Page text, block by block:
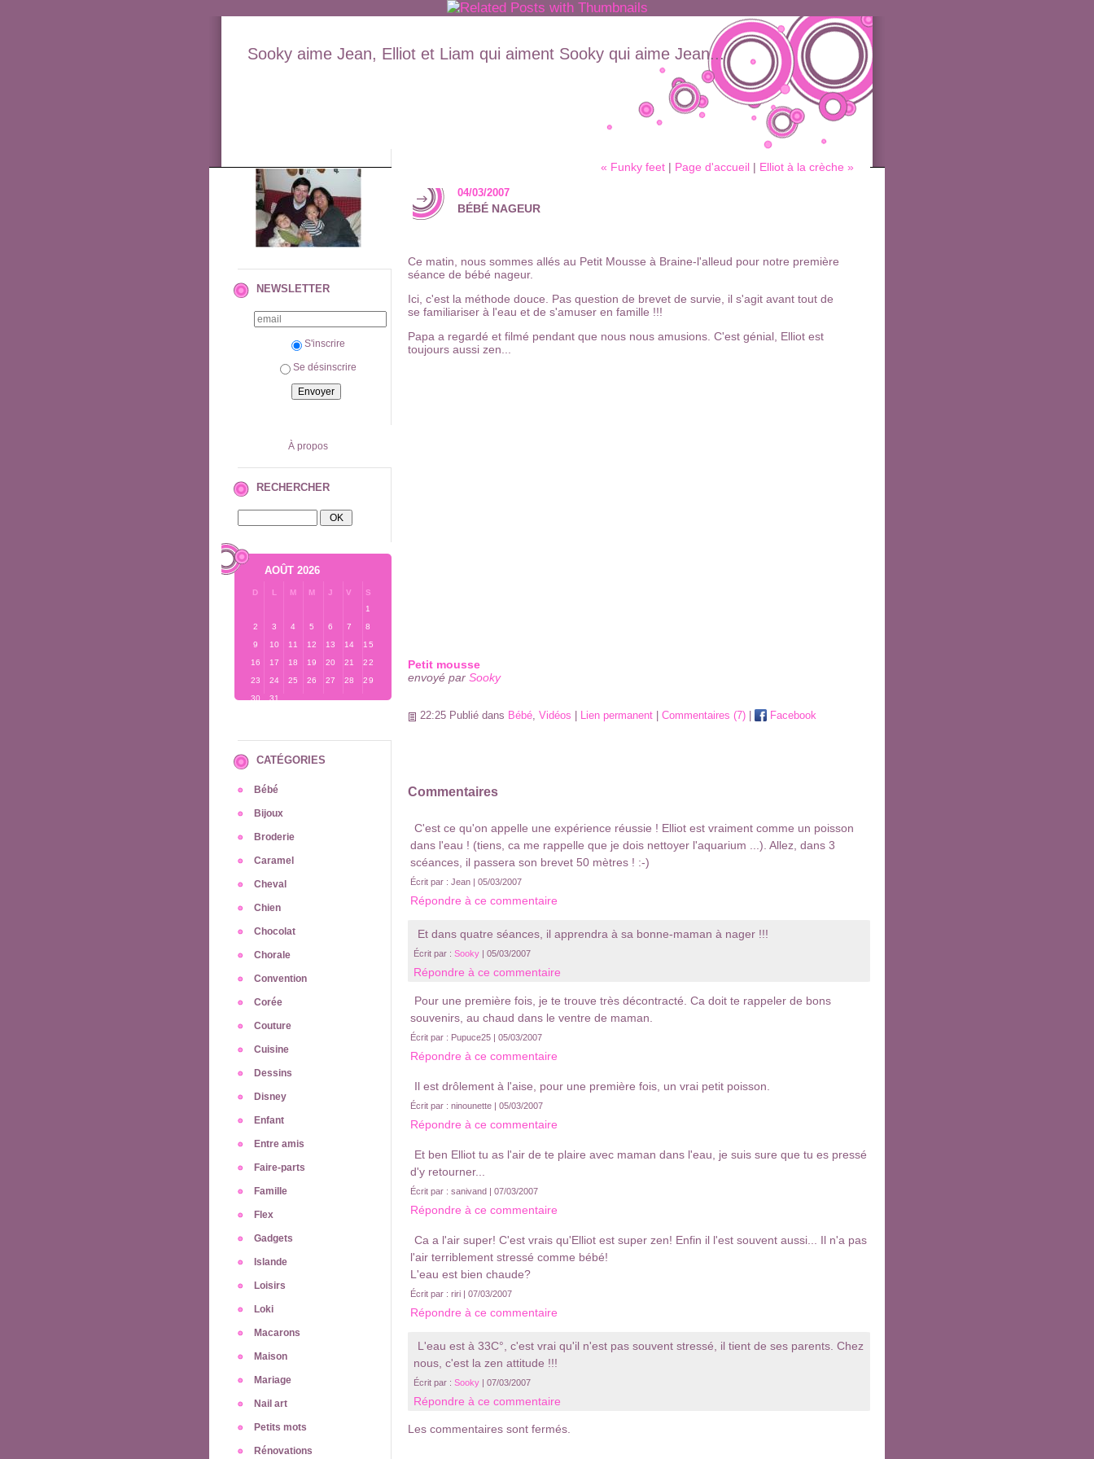
Sooky aime Jean, Elliot et Liam qui aiment Sooky qui aime Jean...
NEWSLETTER
S'inscrire
Se désinscrire
À propos
RECHERCHER
AOÛT 2026
D L M M J V
S
1
2
3 4 5 6 7
8
9
10 11 12 13 14
15
16
17 18 19 20 21
22
23
24 25 26 27 28
29
30
31
CATÉGORIES
Bébé
Bijoux
Broderie
Caramel
Cheval
Chien
Chocolat
Chorale
Convention
Corée
Couture
Cuisine
Dessins
Disney
Enfant
Entre amis
Faire-parts
Famille
Flex
Gadgets
Islande
Loisirs
Loki
Macarons
Maison
Mariage
Nail art
Petits mots
Rénovations
« Funky feet | Page d'accueil | Elliot à la crèche »
04/03/2007
BÉBÉ NAGEUR
Ce matin, nous sommes allés au Petit Mousse à Braine-l'alleud pour notre première
séance de bébé nageur.
Ici, c'est la méthode douce. Pas question de brevet de survie, il s'agit avant tout de
se familiariser à l'eau et de s'amuser en famille !!!
Papa a regardé et filmé pendant que nous nous amusions. C'est génial, Elliot est
toujours aussi zen...
Petit mousse
envoyé par Sooky
22:25 Publié dans Bébé, Vidéos Lien permanent Commentaires (7) Facebook
Commentaires
C'est ce qu'on appelle une expérience réussie ! Elliot est vraiment comme un poisson
dans l'eau ! (tiens, ca me rappelle que je dois nettoyer l'aquarium ...). Allez, dans 3
scéances, il passera son brevet 50 mètres ! :-)
Écrit par : Jean | 05/03/2007
Répondre à ce commentaire
Et dans quatre séances, il apprendra à sa bonne-maman à nager !!!
Écrit par : Sooky | 05/03/2007
Répondre à ce commentaire
Pour une première fois, je te trouve très décontracté. Ca doit te rappeler de bons
souvenirs, au chaud dans le ventre de maman.
Écrit par : Pupuce25 | 05/03/2007
Répondre à ce commentaire
Il est drôlement à l'aise, pour une première fois, un vrai petit poisson.
Écrit par : ninounette | 05/03/2007
Répondre à ce commentaire
Et ben Elliot tu as l'air de te plaire avec maman dans l'eau, je suis sure que tu es pressé
d'y retourner...
Écrit par : sanivand | 07/03/2007
Répondre à ce commentaire
Ca a l'air super! C'est vrais qu'Elliot est super zen! Enfin il l'est souvent aussi... Il n'a pas
l'air terriblement stressé comme bébé!
L'eau est bien chaude?
Écrit par : riri | 07/03/2007
Répondre à ce commentaire
L'eau est à 33C°, c'est vrai qu'il n'est pas souvent stressé, il tient de ses parents. Chez
nous, c'est la zen attitude !!!
Écrit par : Sooky | 07/03/2007
Répondre à ce commentaire
Les commentaires sont fermés.